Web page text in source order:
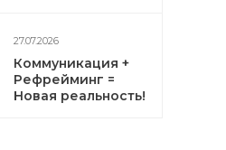
27.07.2026
Коммуникация +
Рефрейминг =
Новая реальность!